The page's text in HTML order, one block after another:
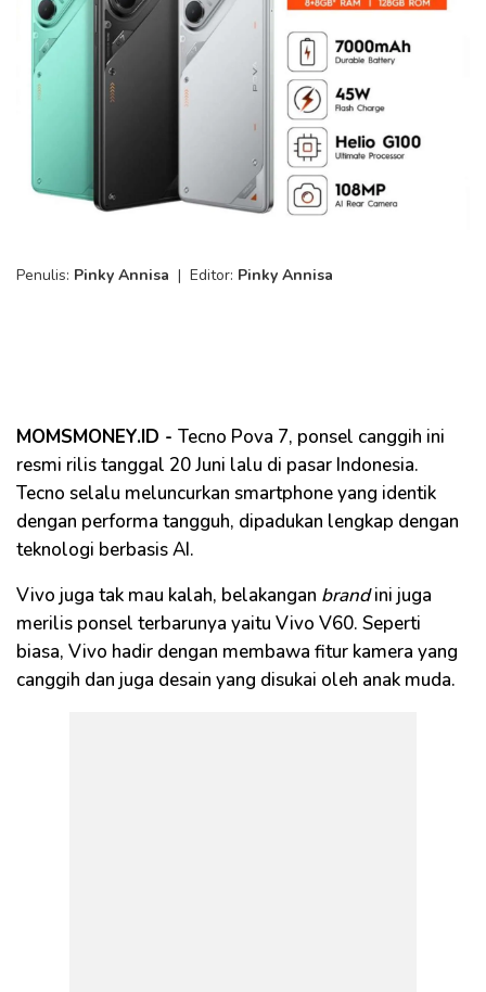
Penulis: Pinky Annisa | Editor: Pinky Annisa
MOMSMONEY.ID - Tecno Pova 7, ponsel canggih ini
resmi rilis tanggal 20 Juni lalu di pasar Indonesia.
Tecno selalu meluncurkan smartphone yang identik
dengan performa tangguh, dipadukan lengkap dengan
teknologi berbasis AI.
Vivo juga tak mau kalah, belakangan brandini juga
merilis ponsel terbarunya yaitu Vivo V60. Seperti
biasa, Vivo hadir dengan membawa fitur kamera yang
canggih dan juga desain yang disukai oleh anak muda.